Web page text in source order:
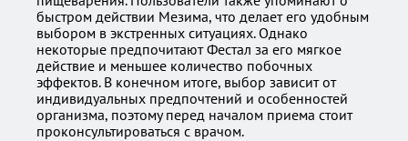
быстром действии Мезима, что делает его удобным
выбором в экстренных ситуациях. Однако
некоторые предпочитают Фестал за его мягкое
действие и меньшее количество побочных
эффектов. В конечном итоге, выбор зависит от
индивидуальных предпочтений и особенностей
организма, поэтому перед началом приема стоит
проконсультироваться с врачом.